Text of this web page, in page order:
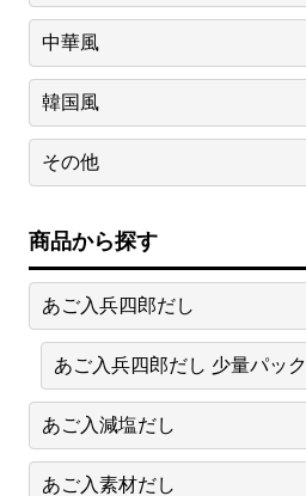
中華風
韓国風
その他
商品から探す
あご入兵四郎だし
あご入兵四郎だし 少量パック
あご入減塩だし
あご入素材だし